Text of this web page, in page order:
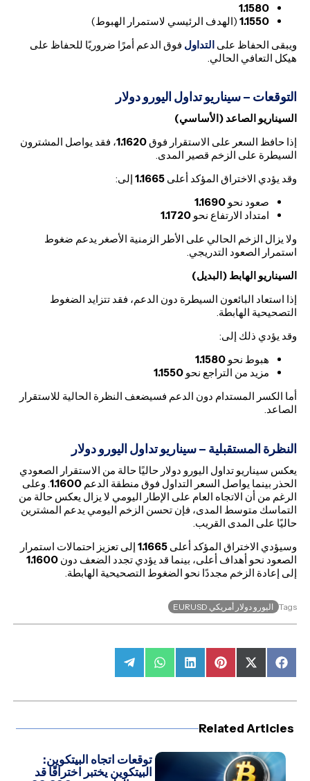
1.1580
1.1550 (الهدف الرئيسي لاستمرار الهبوط)
ويبقى الحفاظ علىالتداول فوق الدعم أمرًا ضروريًا للحفاظ على
هيكل التعافي الحالي.
التوقعات – سيناريو تداول اليورو دولار
السيناريو الصاعد (الأساسي)
إذا حافظ السعر على الاستقرار فوق1.1620، فقد يواصل المشترون
السيطرة على الزخم قصير المدى.
وقد يؤدي الاختراق المؤكد أعلى1.1665 إلى:
صعود نحو1.1690
امتداد الارتفاع نحو1.1720
ولا يزال الزخم الحالي على الأطر الزمنية الأصغر يدعم ضغوط
استمرار الصعود التدريجي.
السيناريو الهابط (البديل)
إذا استعاد البائعون السيطرة دون الدعم، فقد تتزايد الضغوط
التصحيحية الهابطة.
وقد يؤدي ذلك إلى:
هبوط نحو1.1580
مزيد من التراجع نحو1.1550
أما الكسر المستدام دون الدعم فسيضعف النظرة الحالية للاستقرار
الصاعد.
النظرة المستقبلية – سيناريو تداول اليورو دولار
يعكس سيناريو تداول اليورو دولار حاليًا حالة من الاستقرار الصعودي
الحذر بينما يواصل السعر التداول فوق منطقة الدعم1.1600. وعلى
الرغم من أن الاتجاه العام على الإطار اليومي لا يزال يعكس حالة من
التماسك متوسط المدى، فإن تحسن الزخم اليومي يدعم المشترين
حاليًا على المدى القريب.
وسيؤدي الاختراق المؤكد أعلى1.1665 إلى تعزيز احتمالات استمرار
الصعود نحو أهداف أعلى، بينما قد يؤدي تجدد الضعف دون1.1600
إلى إعادة الزخم مجددًا نحو الضغوط التصحيحية الهابطة.
Tags اليورو دولار أمريكي EURUSD
Share
on
Share
on
(Twitter)
Share
on
Share
on
Share
on
Share
on
Related Articles
توقعات اتجاه البيتكوين:
البيتكوين يختبر اختراقًا قد